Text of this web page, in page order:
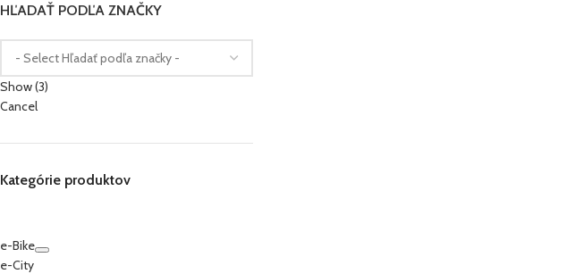
HĽADAŤ PODĽA ZNAČKY
Show(3)
Cancel
Kategórie produktov
e-Bike
e-City